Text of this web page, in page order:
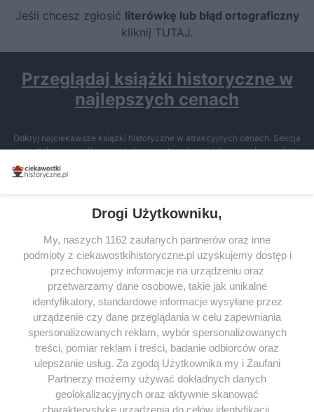
Jeśli chcesz zgłosić literówkę lub błąd ortograficzny
kliknij TUTAJ.
Przeglądaj książki historyczne w
najlepszych cenach
Odkryj najciekawsze książki historyczne w atrakcyjnych cenach. Sekcja
powstała we współpracy z Lubimyczytac.pl, największą społecznością
miłośników literatury w Polsce – dzięki temu możesz wybierać spośród
tytułów najwyżej ocenianych przez czytelników.
SERWIS
SPOŁECZNOŚĆ
WSPÓŁPRACA
KONTAKT
Drogi Użytkowniku,
My, naszych 1162 zaufanych partnerów oraz inne
podmioty z ciekawostkihistoryczne.pl uzyskujemy dostęp i
przechowujemy informacje na urządzeniu oraz
przetwarzamy dane osobowe, takie jak unikalne
identyfikatory, standardowe informacje wysyłane przez
urządzenie czy dane przeglądania w celu zapewniania
spersonalizowanych reklam, wybór spersonalizowanych
treści, pomiar reklam i treści, badanie odbiorców oraz
ulepszanie usług. Za zgodą Użytkownika my i Zaufani
Partnerzy możemy używać dokładnych danych
geolokalizacyjnych oraz aktywnie skanować
charakterystykę urządzenia do celów identyfikacji.